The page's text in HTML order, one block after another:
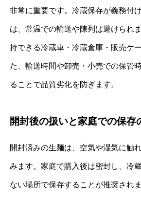
非常に重要です。冷蔵保存が義務付
は、常温での輸送や陳列は避けられ
持できる冷蔵車・冷蔵倉庫・販売ケ
た、輸送時間や卸売・小売での保管
ることで品質劣化を防ぎます。
開封後の扱いと家庭での保存
開封済みの生麺は、空気や湿気に触
みます。家庭で購入後は密封し、冷
ない場所で保存することが推奨され